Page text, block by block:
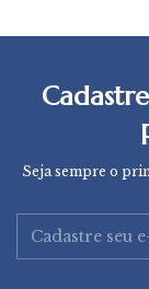
Seja sempre o